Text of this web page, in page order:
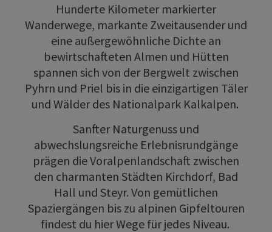
Hunderte Kilometer markierter
Wanderwege, markante Zweitausender und
eine außergewöhnliche Dichte an
bewirtschafteten Almen und Hütten
spannen sich von der Bergwelt zwischen
Pyhrn und Priel bis in die einzigartigen Täler
und Wälder des Nationalpark Kalkalpen.
Sanfter Naturgenuss und
abwechslungsreiche Erlebnisrundgänge
prägen die Voralpenlandschaft zwischen
den charmanten Städten Kirchdorf, Bad
Hall und Steyr. Von gemütlichen
Spaziergängen bis zu alpinen Gipfeltouren
findest du hier Wege für jedes Niveau.